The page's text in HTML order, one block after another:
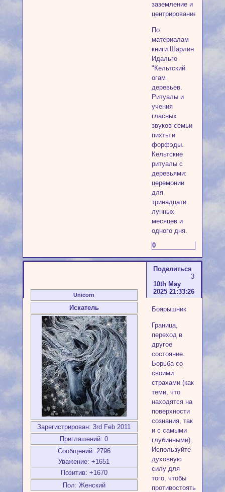
заземление и
центрирование.
По
материалам
книги Шарлин
Идальго
"Кельтский
огам
деревьев.
Ритуалы и
учения
гласных
звуков семьи
пихты и
форфэды.
Кельтские
ритуалы с
деревьями:
церемонии
для
тринадцати
лунных
месяцев и
одного дня.
0
Поделиться
3
10th May
2025 21:33:26
Unicorn
Искатель
Зарегистрирован: 3rd Feb 2011
Приглашений: 0
Сообщений: 2796
Уважение: +1651
Позитив: +1670
Пол: Женский
Боярышник
Граница,
переход в
другое
состояние.
Борьба со
своими
страхами (как
теми, что
находятся на
поверхности
сознания, так
и с самыми
глубинными).
Используйте
духовную
силу для
того, чтобы
противостоять